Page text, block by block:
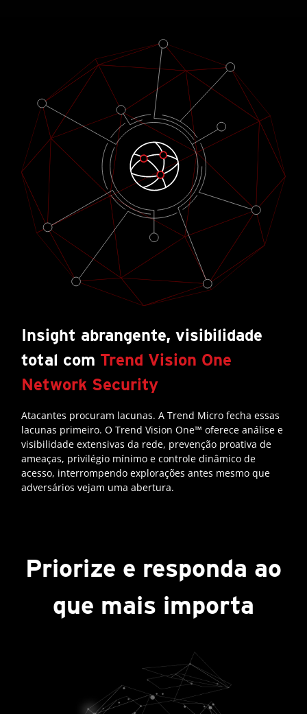
Insight abrangente, visibilidade
total com Trend Vision One
Network Security
Atacantes procuram lacunas. A Trend Micro fecha essas
lacunas primeiro. O Trend Vision One™ oferece análise e
visibilidade extensivas da rede, prevenção proativa de
ameaças, privilégio mínimo e controle dinâmico de
acesso, interrompendo explorações antes mesmo que
adversários vejam uma abertura.
Priorize e responda ao
que mais importa